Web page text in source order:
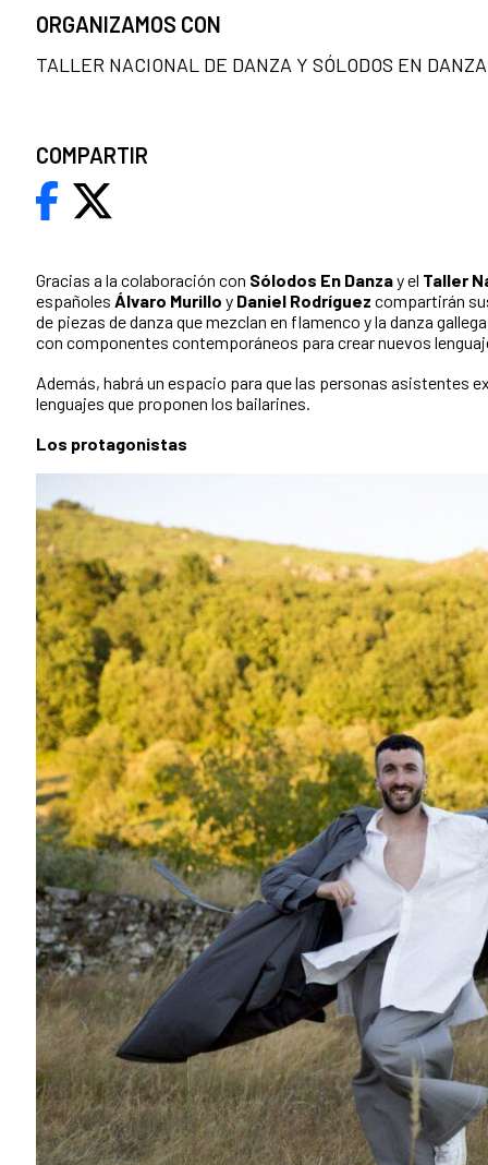
Gracias a la colaboración con Sólodos En Danzay el Taller
españoles Álvaro Murillo y Daniel Rodríguez compartirán
de piezas de danza que mezclan en flamenco y la danza
con componentes contemporáneos para crear nuevos
Además, habrá un espacio para que las personas asistentes
lenguajes que proponen los bailarines.
Los protagonistas
ORGANIZAMOS CON
TALLER NACIONAL DE DANZA Y SÓLODOS EN DANZA
COMPARTIR